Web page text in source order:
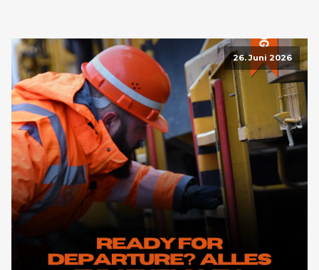
26. Juni 2026